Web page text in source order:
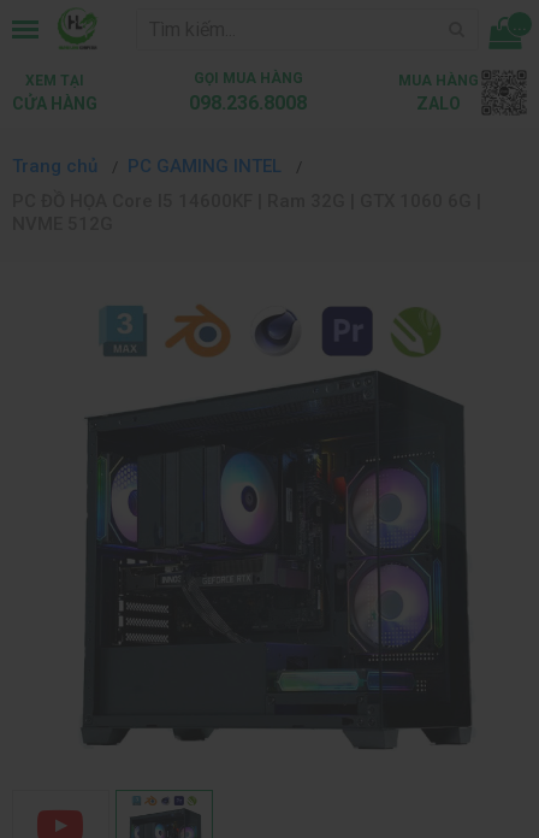
...
XEM TẠI
CỬA HÀNG
GỌI MUA HÀNG
098.236.8008
MUA HÀNG
ZALO
Trang chủ
PC GAMING INTEL